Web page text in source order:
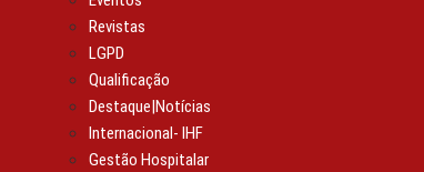
Revistas
LGPD
Qualificação
Destaque|Notícias
Internacional- IHF
Gestão Hospitalar